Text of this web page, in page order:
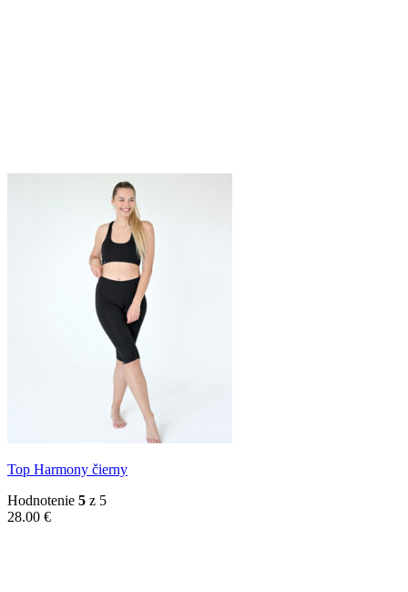
Top Harmony čierny
Hodnotenie 5 z 5
28.00 €